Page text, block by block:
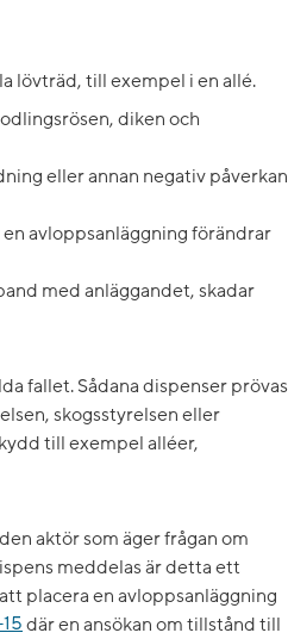
lövträd, till exempel i en allé.
diken och
eller annan negativ påverkan
avloppsanläggning förändrar
med anläggandet, skadar
fallet. Sådana dispenser prövas
skogsstyrelsen eller
till exempel alléer,
aktör som äger frågan om
meddelas är detta ett
placera en avloppsanläggning
där en ansökan om tillstånd till